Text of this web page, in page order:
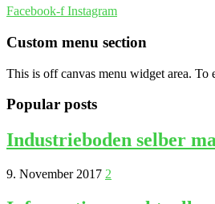
Facebook-f Instagram
Custom menu section
This is off canvas menu widget area. To
Popular posts
Industrieboden selber
9. November 2017 2